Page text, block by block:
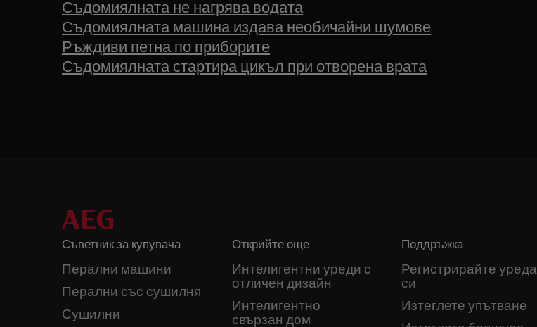
Съдомиялната не нагрява водата
Съдомиялната машина издава необичайни шумове
Ръждиви петна по приборите
Съдомиялната стартира цикъл при отворена врата
Съветник за купувача
Перални машини
Перални със сушилня
Сушилни
Открийте още
Интелигентни уреди с
отличен дизайн
Интелигентно
свързан дом
Поддръжка
Регистрирайте уреда
си
Изтеглете упътване